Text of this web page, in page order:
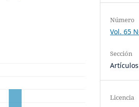
Número
Vol. 65
Sección
Artículos
Licencia